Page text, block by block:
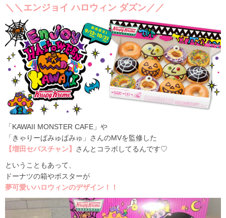
＼＼エンジョイ ハロウィン ダズン／／
「KAWAII MONSTER CAFE」や
「きゃりーぱみゅぱみゅ」さんのMVを監修した
【増田セバスチャン】
さんとコラボしてるんです♡
ということもあって、
ドーナツの箱やポスターが
夢可愛いハロウィンのデザイン！！